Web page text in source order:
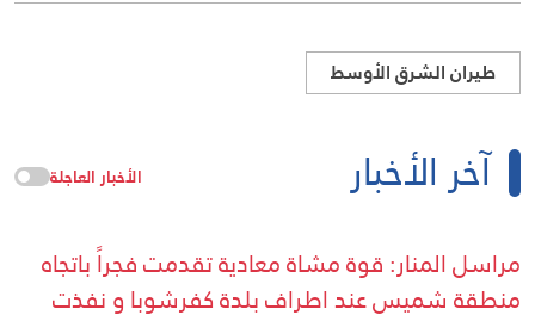
طيران الشرق الأوسط
آخر الأخبار الأخبار العاجلة
مراسل المنار: قوة مشاة معادية تقدمت فجراً باتجاه
منطقة شميس عند اطراف بلدة كفرشوبا و نفذت